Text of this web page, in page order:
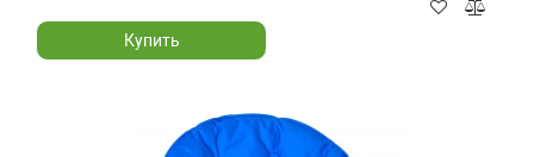
Купить